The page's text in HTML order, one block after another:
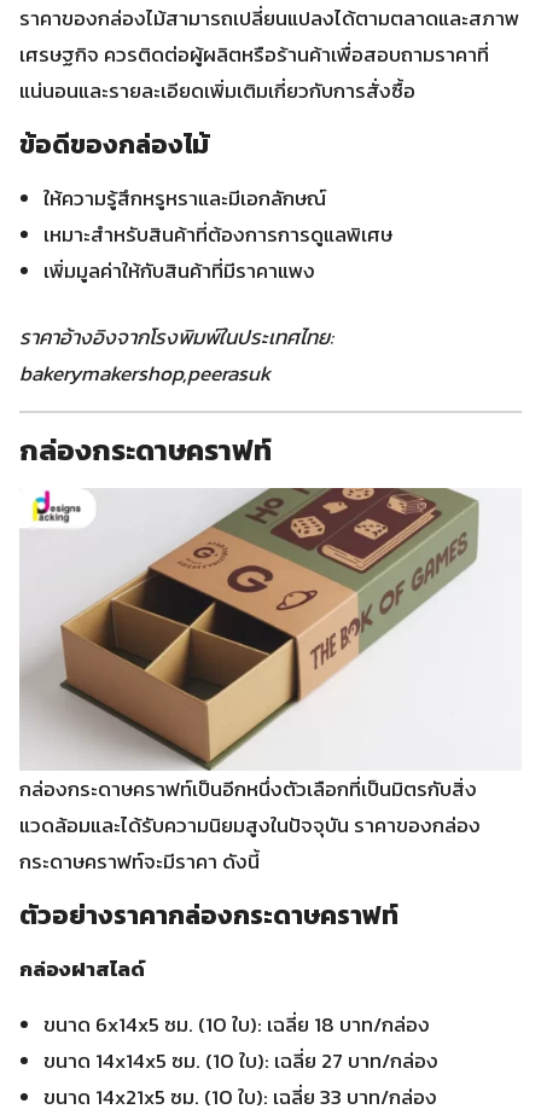
ราคาของกล่องไม้สามารถเปลี่ยนแปลงได้ตามตลาดและสภาพ
เศรษฐกิจ ควรติดต่อผู้ผลิตหรือร้านค้าเพื่อสอบถามราคาที่
แน่นอนและรายละเอียดเพิ่มเติมเกี่ยวกับการสั่งซื้อ
ข้อดีของกล่องไม้
ให้ความรู้สึกหรูหราและมีเอกลักษณ์
เหมาะสำหรับสินค้าที่ต้องการการดูแลพิเศษ
เพิ่มมูลค่าให้กับสินค้าที่มีราคาแพง
ราคาอ้างอิงจากโรงพิมพ์ในประเทศไทย:
bakerymakershop,peerasuk
กล่องกระดาษคราฟท์
กล่องกระดาษคราฟท์เป็นอีกหนึ่งตัวเลือกที่เป็นมิตรกับสิ่ง
แวดล้อมและได้รับความนิยมสูงในปัจจุบัน ราคาของกล่อง
กระดาษคราฟท์จะมีราคา ดังนี้
ตัวอย่างราคากล่องกระดาษคราฟท์
กล่องฝาสไลด์
ขนาด 6x14x5 ซม. (10 ใบ): เฉลี่ย 18 บาท/กล่อง
ขนาด 14x14x5 ซม. (10 ใบ): เฉลี่ย 27 บาท/กล่อง
ขนาด 14x21x5 ซม. (10 ใบ): เฉลี่ย 33 บาท/กล่อง